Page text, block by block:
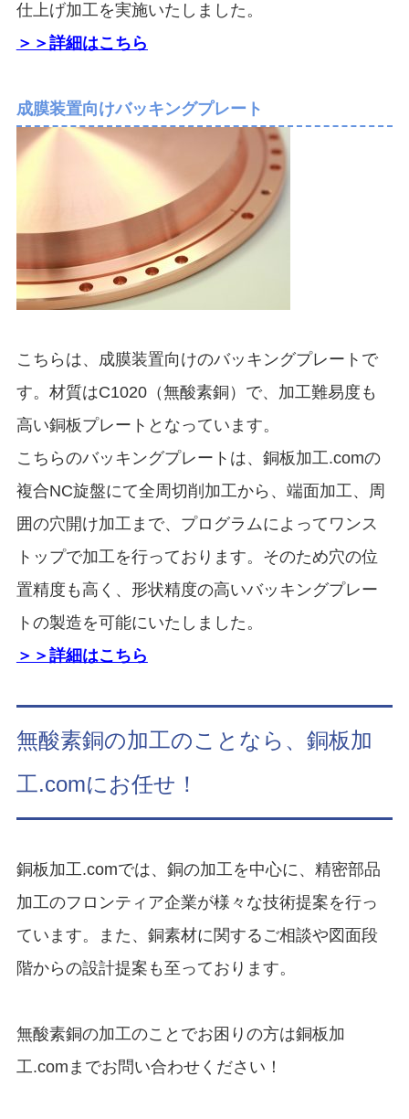
仕上げ加工を実施いたしました。
＞＞詳細はこちら
成膜装置向けバッキングプレート
こちらは、成膜装置向けのバッキングプレートで
す。材質はC1020（無酸素銅）で、加工難易度も
高い銅板プレートとなっています。
こちらのバッキングプレートは、銅板加工.comの
複合NC旋盤にて全周切削加工から、端面加工、周
囲の穴開け加工まで、プログラムによってワンス
トップで加工を行っております。そのため穴の位
置精度も高く、形状精度の高いバッキングプレー
トの製造を可能にいたしました。
＞＞詳細はこちら
無酸素銅の加工のことなら、銅板加
工.comにお任せ！
銅板加工.comでは、銅の加工を中心に、精密部品
加工のフロンティア企業が様々な技術提案を行っ
ています。また、銅素材に関するご相談や図面段
階からの設計提案も至っております。
無酸素銅の加工のことでお困りの方は銅板加
工.comまでお問い合わせください！